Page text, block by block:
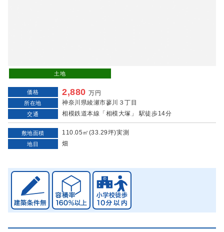
土地
価格 2,880万円
所在地 神奈川県綾瀬市蓼川３丁目
交通 相模鉄道本線「相模大塚」 駅徒歩14分
敷地面積 110.05㎡(33.29坪)実測
地目 畑